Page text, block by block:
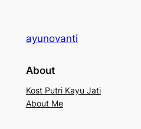
ayunovanti
About
Kost Putri Kayu Jati
About Me